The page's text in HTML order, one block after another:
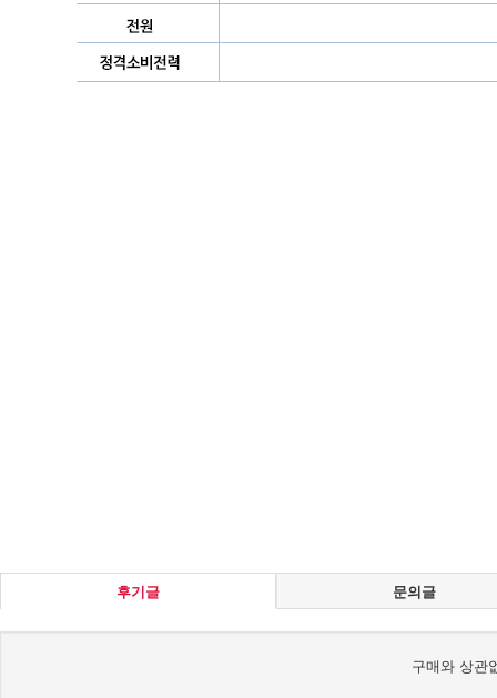
후기글 문의글
구매와 상관